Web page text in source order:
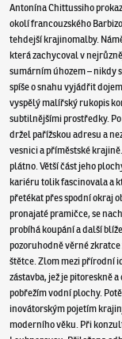
Antonína Chittussiho
okolí francouzského
tehdejší krajinomalby.
která zachycoval v
sumárním úhozem – nikdy
spíše o snahu vyjádřit
vyspělý malířský rukopis
subtilnějšími prostředky.
držel pařížskou adresu a
vesnici a příměstské
plátno. Větší část jeho
kariéru tolik fascinovala a
přetékat přes spodní okraj
pronajaté pramičce, se
probíhá koupání a další
pozoruhodně věrné
štětce. Zlom mezi přírodní
zástavba, jež je pitoreskně
pobřežím vodní plochy.
inovátorským pojetím
moderního věku. Při